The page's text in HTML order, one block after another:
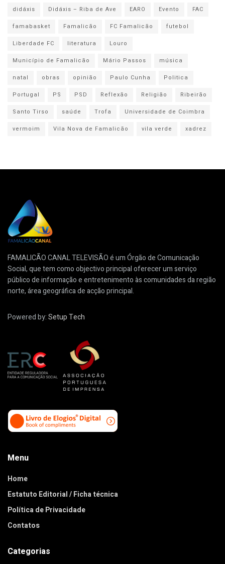
didáxis
Didáxis – Riba de Ave EARO Evento
FAC
famabasket
Famalicão FC Famalicão
futebol
Liberdade FC
literatura
Louro
Município de Famalicão
Mário Passos
música
natal
obras opinião Paulo Cunha
Politica
Portugal
PS PSD Reflexão Religião
Ribeirão
Santo Tirso
saúde Trofa
Universidade de Coimbra
vermoim
Vila Nova de Famalicão vila verde xadrez
FAMALICÃO CANAL TELEVISÃO é um Órgão de Comunicação
Social, que tem como objectivo principal oferecer um serviço
público de informação e entretenimento às comunidades da região
norte, área geográfica de acção principal.
Powered by:Setup Tech
Menu
Home
Estatuto Editorial / Ficha técnica
Política de Privacidade
Contatos
Categorias